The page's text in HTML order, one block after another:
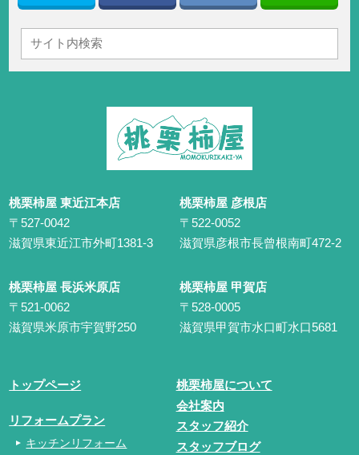
桃栗柿屋 東近江本店
〒527-0042
滋賀県東近江市外町1381-3
桃栗柿屋 彦根店
〒522-0052
滋賀県彦根市長曾根南町472-2
桃栗柿屋 長浜米原店
〒521-0062
滋賀県米原市宇賀野250
桃栗柿屋 甲賀店
〒528-0005
滋賀県甲賀市水口町水口5681
トップページ
リフォームプラン
キッチンリフォーム
桃栗柿屋について
会社案内
スタッフ紹介
スタッフブログ